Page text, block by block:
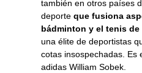
también en otros países
deporteque fusiona
bádminton y el tenis de
una élite de deportistas
cotas insospechadas. Es
adidasWilliam Sobek.